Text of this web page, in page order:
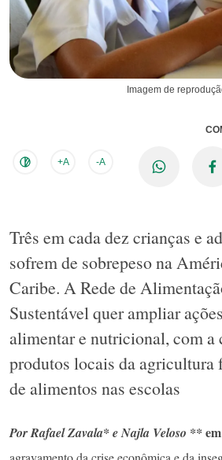
Imagem de
+A -A
Três em cada dez crianças e
sofrem de sobrepeso na
Caribe. A Rede de
Sustentável quer ampliar
alimentar e nutricional, com a
produtos locais da agricultura
de alimentos nas escolas
Por Rafael Zavala* e Najla Veloso ** em